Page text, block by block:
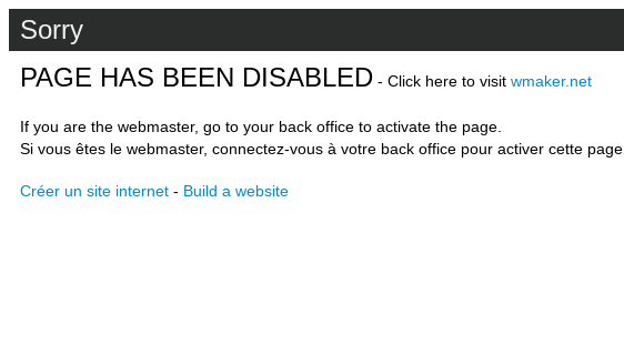
Sorry
PAGE HAS BEEN DISABLED - Click here to visit wmaker.net
If you are the webmaster, go to your back office to activate the page.
Si vous êtes le webmaster, connectez-vous à votre back office pour activer cette page.
Créer un site internet - Build a website